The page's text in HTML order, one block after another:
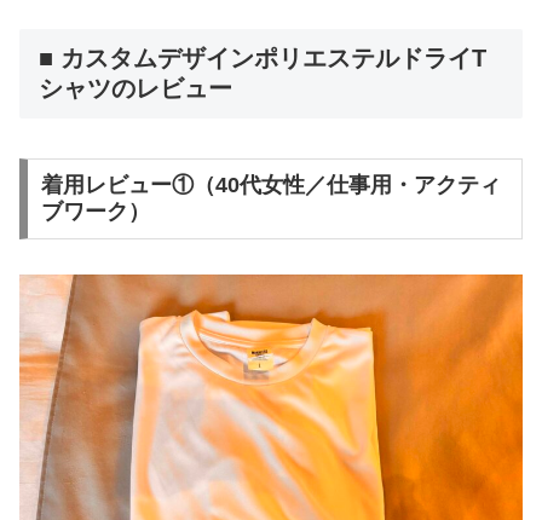
■ カスタムデザインポリエステルドライT
シャツのレビュー
着用レビュー①（40代女性／仕事用・アクティ
ブワーク）